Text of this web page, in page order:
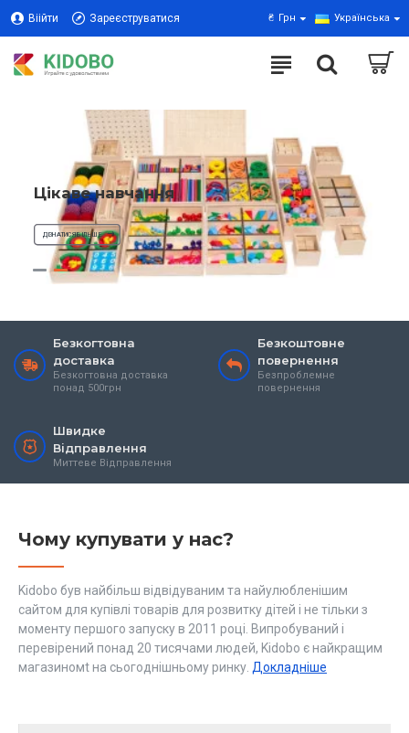
Віійти Зареєструватися ₴ Грн Українська
Цікаве навчання
ДІЗНАТИСЯ БІЛЬШЕ
Безкогтовна
доставка
Безкогтовна доставка
понад 500грн
Безкоштовне
повернення
Безпроблемне
повернення
Швидке
Відправлення
Миттеве Відправлення
Чому купувати у нас?
Kidobo був найбільш відвідуваним та найулюбленішим
сайтом для купівлі товарів для розвитку дітей і не тільки з
моменту першого запуску в 2011 році. Випробуваний і
перевірений понад 20 тисячами людей, Kidobo є найкращим
магазиномt на сьогоднішньому ринку. Докладніше